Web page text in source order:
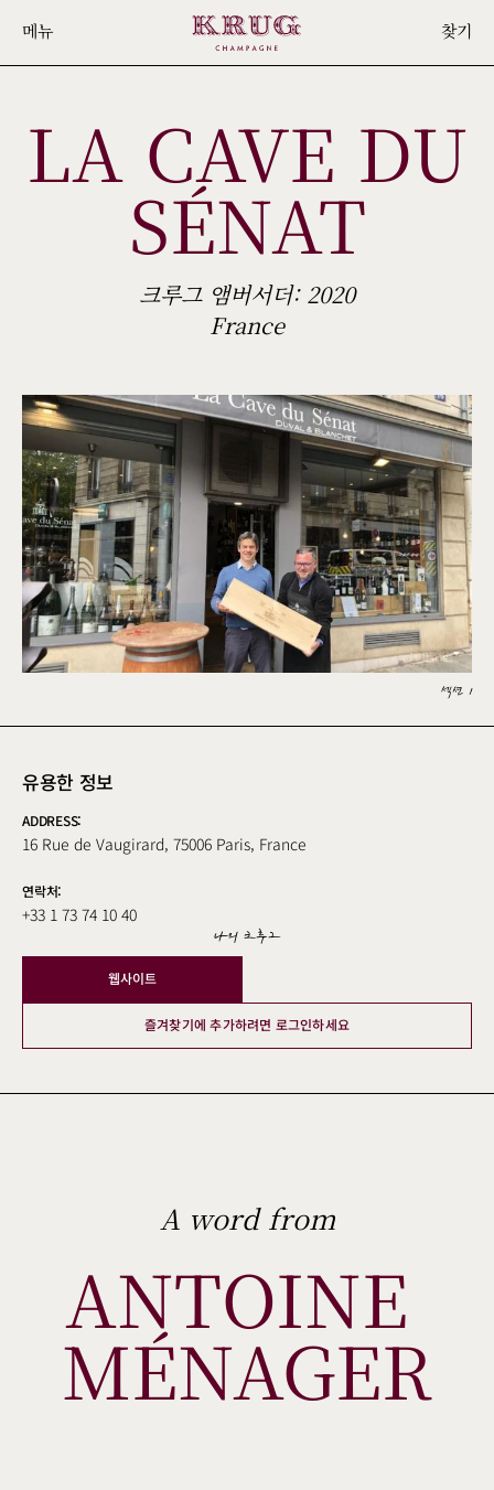
main
content
메뉴 찾기
LA CAVE DU
SÉNAT
크루그 앰버서더: 2020
France
섹션 1
유용한 정보
ADDRESS:
16 Rue de Vaugirard, 75006 Paris, France
연락처:
+33 1 73 74 10 40 나의 크루그
웹사이트
즐겨찾기에 추가하려면 로그인하세요
A word from
ANTOINE
MÉNAGER